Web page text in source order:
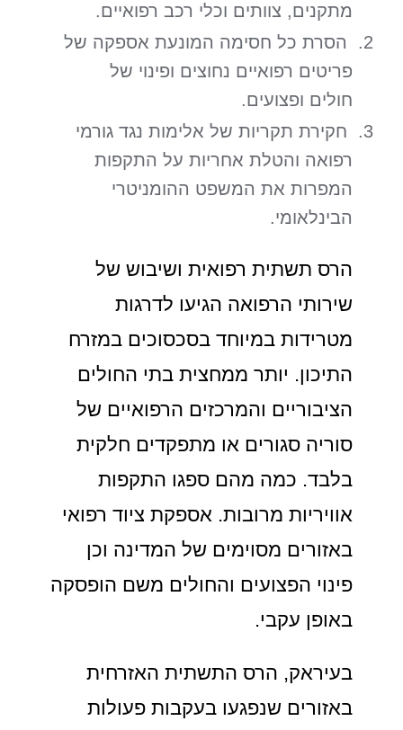
מתקנים, צוותים וכלי רכב רפואיים.
הסרת כל חסימה המונעת אספקה של
פריטים רפואיים נחוצים ופינוי של
חולים ופצועים.
חקירת תקריות של אלימות נגד גורמי
רפואה והטלת אחריות על התקפות
המפרות את המשפט ההומניטרי
הבינלאומי.
הרס תשתית רפואית ושיבוש של
שירותי הרפואה הגיעו לדרגות
מטרידות במיוחד בסכסוכים במזרח
התיכון. יותר ממחצית בתי החולים
הציבוריים והמרכזים הרפואיים של
סוריה סגורים או מתפקדים חלקית
בלבד. כמה מהם ספגו התקפות
אוויריות מרובות. אספקת ציוד רפואי
באזורים מסוימים של המדינה וכן
פינוי הפצועים והחולים משם הופסקה
באופן עקבי.
בעיראק, הרס התשתית האזרחית
באזורים שנפגעו בעקבות פעולות